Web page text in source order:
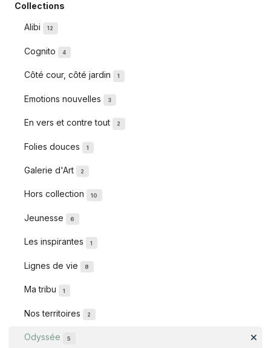
Collections
Alibi 12
Cognito 4
Côté cour, côté jardin 1
Emotions nouvelles 3
En vers et contre tout 2
Folies douces 1
Galerie d'Art 2
Hors collection 10
Jeunesse 6
Les inspirantes 1
Lignes de vie 8
Ma tribu 1
Nos territoires 2
Odyssée 5